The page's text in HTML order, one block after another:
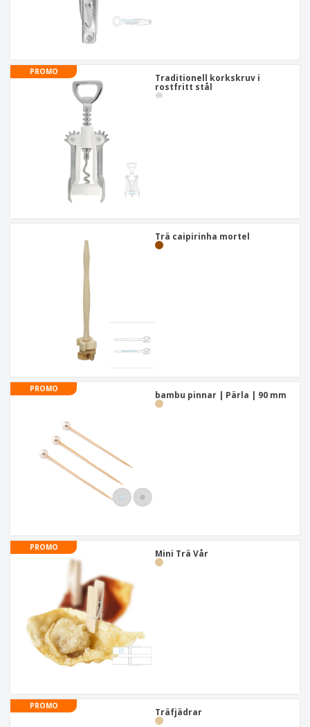
PROMO
Traditionell korkskruv i
rostfritt stål
Trä caipirinha mortel
PROMO
bambu pinnar | Pärla | 90 mm
PROMO
Mini Trä Vår
PROMO
Träfjädrar